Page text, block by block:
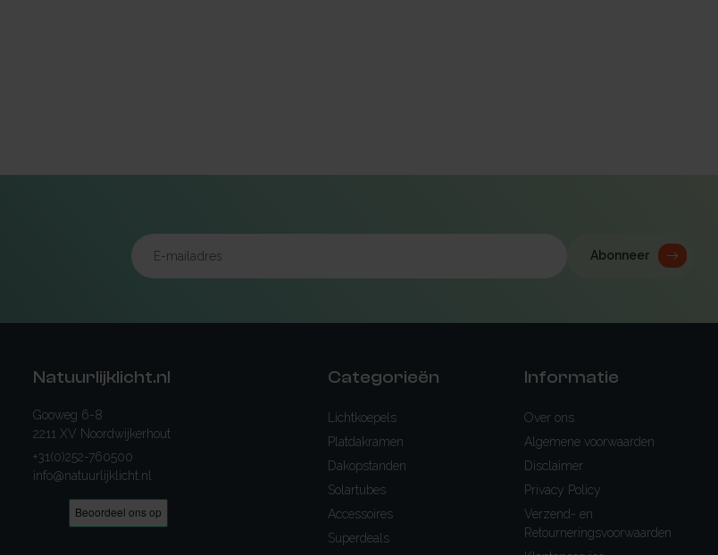
Abonneer
Natuurlijklicht.nl
Gooweg 6-8
2211 XV Noordwijkerhout
+31(0)252-760500
info@natuurlijklicht.nl
Categorieën
Lichtkoepels
Platdakramen
Dakopstanden
Solartubes
Accessoires
Superdeals
Informatie
Over ons
Algemene voorwaarden
Disclaimer
Privacy Policy
Verzend- en
Retourneringsvoorwaarden